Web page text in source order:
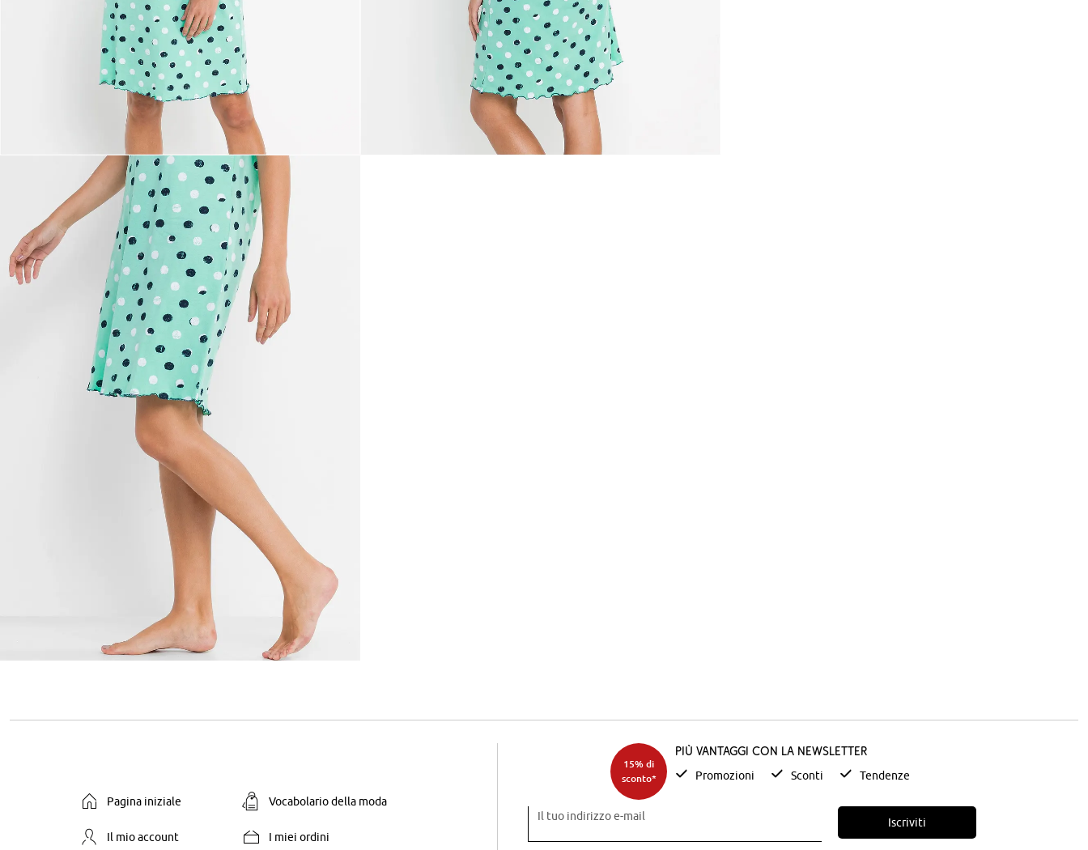
Pagina iniziale Vocabolario della moda
Il mio account I miei ordini
15% di
sconto*
Più vantaggi con la newsletter
Promozioni Sconti Tendenze
Il tuo indirizzo e-mail Iscriviti